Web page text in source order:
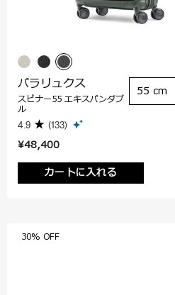
¥48,400
カートに入れる
パラリュクス
スピナー55 エキスパンダブ
ル
4.9 (133)
55 cm
30% OFF